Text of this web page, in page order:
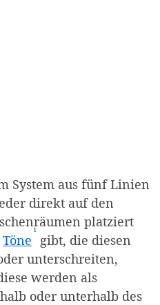
System aus fünf Linien
direkt auf den
platziert
Töne (Affiliate-Link)
¹ gibt, die diesen
unterschreiten,
werden als
oder unterhalb des